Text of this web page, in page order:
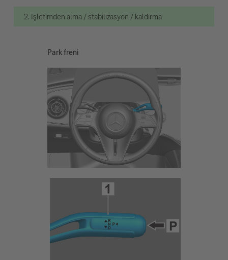
2. İşletimden alma / stabilizasyon / kaldırma
Park freni